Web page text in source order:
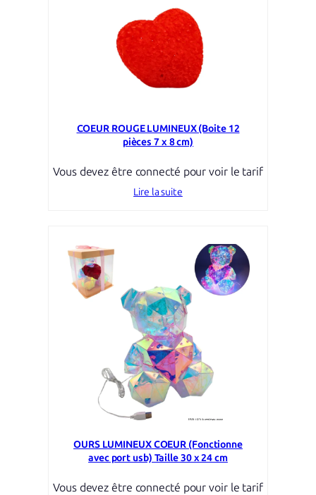
COEUR ROUGE LUMINEUX (Boite 12
pièces 7 x 8 cm)
Vous devez être connecté pour voir le tarif
Lire la suite
OURS LUMINEUX COEUR (Fonctionne
avec port usb) Taille 30 x 24 cm
Vous devez être connecté pour voir le tarif